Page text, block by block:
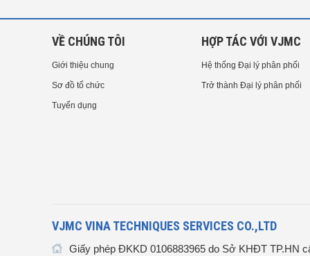
VỀ CHÚNG TÔI
Giới thiệu chung
Sơ đồ tổ chức
Tuyển dụng
HỢP TÁC VỚI VJMC
Hệ thống Đại lý phân phối
Trở thành Đại lý phân phối
VJMC VINA TECHNIQUES SERVICES CO.,LTD
Giấy phép ĐKKD 0106883965 do Sở KHĐT TP.HN